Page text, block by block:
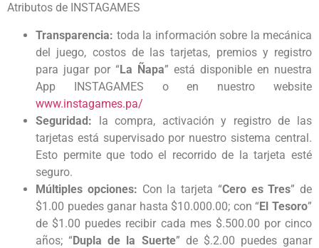
Atributos de INSTAGAMES
Transparencia: toda la información sobre la mecánica
del juego, costos de las tarjetas, premios y registro
para jugar por “La Ñapa” está disponible en nuestra
App INSTAGAMES o en nuestro website
www.instagames.pa/
Seguridad: la compra, activación y registro de las
tarjetas está supervisado por nuestro sistema central.
Esto permite que todo el recorrido de la tarjeta esté
seguro.
Múltiples opciones: Con la tarjeta “Cero es Tres” de
$1.00 puedes ganar hasta $10.000.00; con “El Tesoro”
de $1.00 puedes recibir cada mes $.500.00 por cinco
años; “Dupla de la Suerte” de $.2.00 puedes ganar